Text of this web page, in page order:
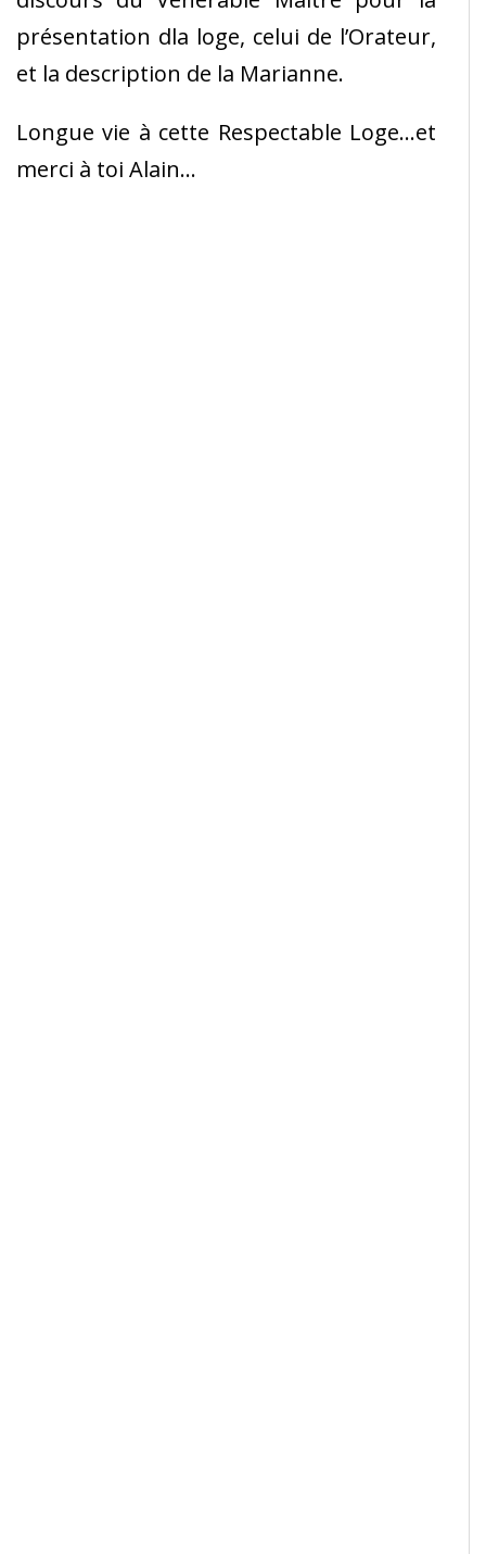
présentation dla loge, celui de l’Orateur,
et la description de la Marianne.
Longue vie à cette Respectable Loge…et
merci à toi Alain…